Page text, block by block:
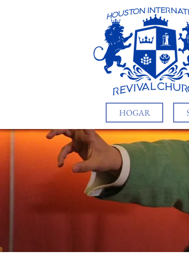
HOGAR